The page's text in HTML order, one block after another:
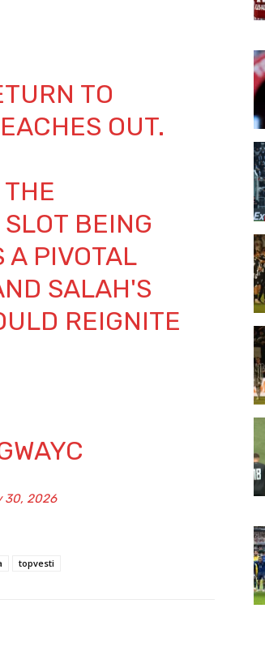
TO
OUT.
BEING
A PIVOTAL
SALAH'S
REIGNITE
30, 2026
topvesti